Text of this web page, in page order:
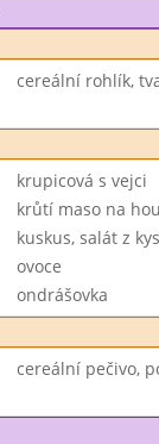
cereální rohlík,
krupicová s vejci
krůtí maso na
kuskus, salát z
ovoce
ondrášovka
cereální pečivo,